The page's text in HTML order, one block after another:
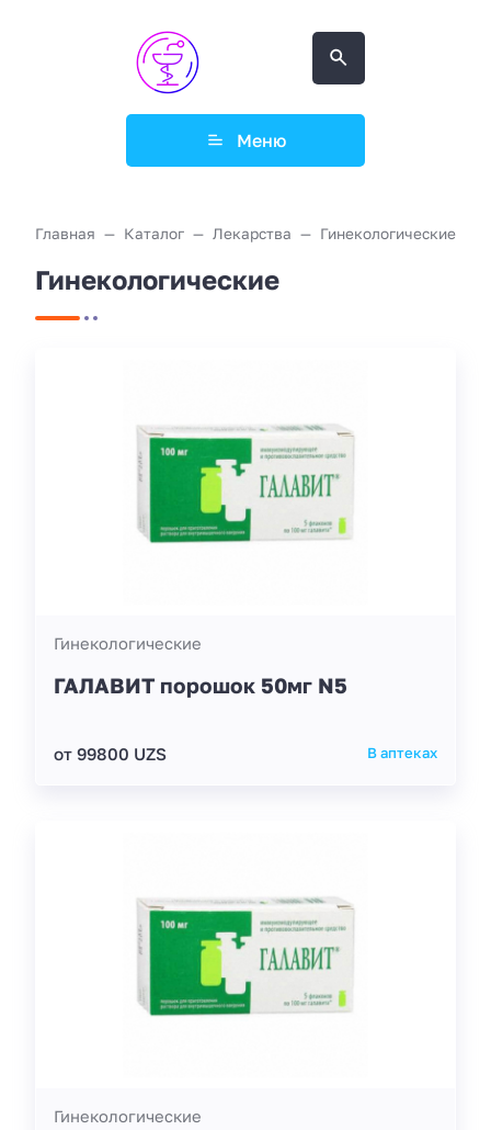
Меню
Главная Каталог Лекарства Гинекологические
Гинекологические
Гинекологические
ГАЛАВИТ порошок 50мг N5
от 99800 UZS В аптеках
Гинекологические